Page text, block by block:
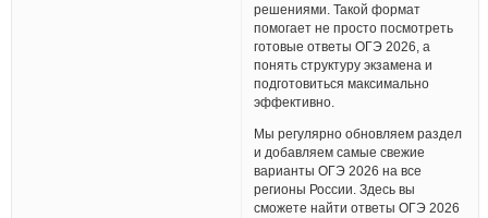
решениями. Такой формат
помогает не просто посмотреть
готовые ответы ОГЭ 2026, а
понять структуру экзамена и
подготовиться максимально
эффективно.
Мы регулярно обновляем раздел
и добавляем самые свежие
варианты ОГЭ 2026 на все
регионы России. Здесь вы
сможете найти ответы ОГЭ 2026